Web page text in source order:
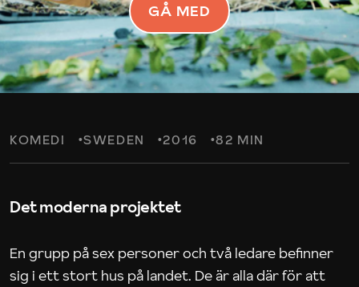
GÅ MED
KOMEDI SWEDEN 2016 82 MIN
Det moderna projektet
En grupp på sex personer och två ledare befinner
sig i ett stort hus på landet. De är alla där för att